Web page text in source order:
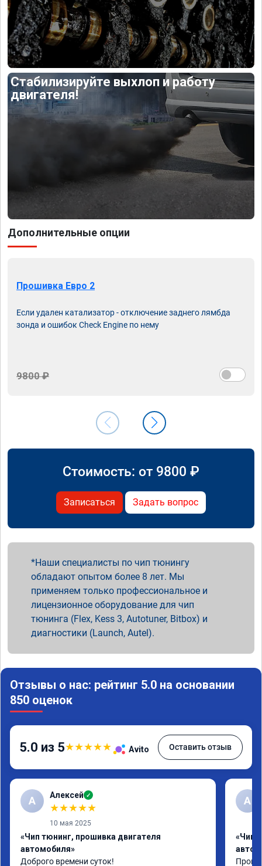
Стабилизируйте выхлоп и работу
двигателя!
Дополнительные опции
Прошивка Евро 2
Если удален катализатор - отключение заднего лямбда
зонда и ошибок Check Engine по нему
9800 ₽
Стоимость: от 9800 ₽
Записаться Задать вопрос
Наши специалисты по чип тюнингу
обладают опытом более 8 лет. Мы
применяем только профессиональное и
лицензионное оборудование для чип
тюнинга (Flex, Kess 3, Autotuner, Bitbox) и
диагностики (Launch, Autel).
Отзывы о нас: рейтинг 5.0 на основании
850 оценок
5.0 из 5★★★★★ Avito Оставить отзыв
А Алексей ✓
★★★★★
10 мая 2025
«Чип тюнинг, прошивка двигателя
автомобиля»
Доброго времени суток!
А
«Чип